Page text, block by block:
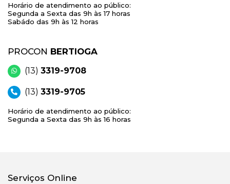
Horário de atendimento ao público:
Segunda a Sexta das 9h às 17 horas
Sabádo das 9h às 12 horas
PROCON BERTIOGA
(13) 3319-9708
(13) 3319-9705
Horário de atendimento ao público:
Segunda a Sexta das 9h às 16 horas
Serviços Online